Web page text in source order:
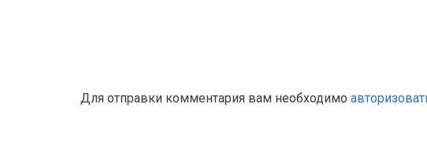
Для отправки комментария вам необходимо